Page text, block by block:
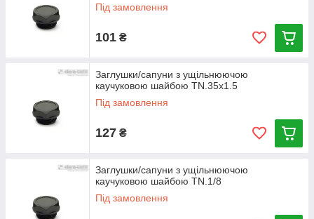
Під замовлення
101 ₴
Заглушки/сапуни з ущільнюючою
каучуковою шайбою TN.35x1.5
Під замовлення
127 ₴
Заглушки/сапуни з ущільнюючою
каучуковою шайбою TN.1/8
Під замовлення